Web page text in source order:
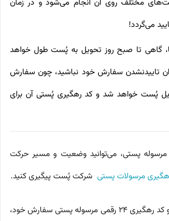
مختلف روی آن انجام می‌شود و در زمان
می‌گردد!
گاهی تا صبح روز تحویل به پُست طول خواهد
تاییدنشدن سفارش خود نباشید، چون سفارش
پُست خواهد شد و کد رهگیری پُستی آن برای
مرسوله پستی، می‌توانید وضعیت و مسیر حرکت
مرسولات پستی شرکت پُست پیگیری کنید.
روی تصویر زیر کلیک کنید و کد رهگیری 24 رقمی مرسوله پستی سفارش خود،